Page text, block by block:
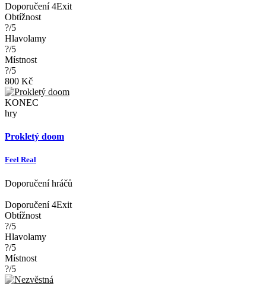
Doporučení 4Exit
Obtížnost
?/5
Hlavolamy
?/5
Místnost
?/5
800 Kč
KONEC
hry
Prokletý doom
Feel Real
Doporučení hráčů
Doporučení 4Exit
Obtížnost
?/5
Hlavolamy
?/5
Místnost
?/5